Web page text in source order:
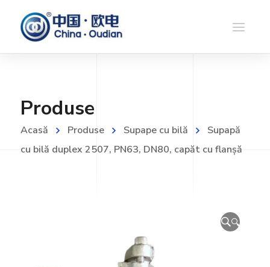
Produse
Acasă Produse Supape cu bilă
Supapă
cu bilă duplex 2507, PN63, DN80, capăt cu flanșă
🔍